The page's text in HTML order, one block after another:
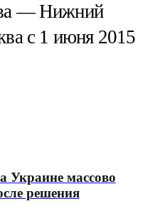
— Нижний
с 1 июня 2015
массово
решения